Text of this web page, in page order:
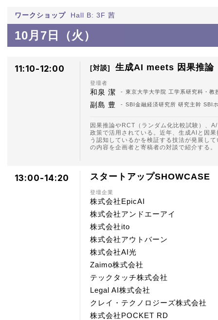
ワークショップ Hall B: 3F 茜
10月7日（火）
11:10-12:00 対談 生成AI meets 因果推論
登壇者
和泉 潔 東京大学大学院 工学系研究科・
副島 豊 SBI金融経済研究所 研究主幹 SBI
因果推論やRCT（ランダム化比較試験）、
政策で活用されている。近年、生成AIと因
う認知しているかを検証する技法が発展し
の内容を企画者と寄稿者の対談で紹介する。
13:00-14:20 スタートアップSHOWCASE
登壇企業
株式会社EpicAI
株式会社アンドエーアイ
株式会社ito
株式会社アウトバーン
株式会社AI光
Zaimo株式会社
テックタッチ株式会社
Legal AI株式会社
クレイ・テクノロジーズ株式会社
株式会社POCKET RD